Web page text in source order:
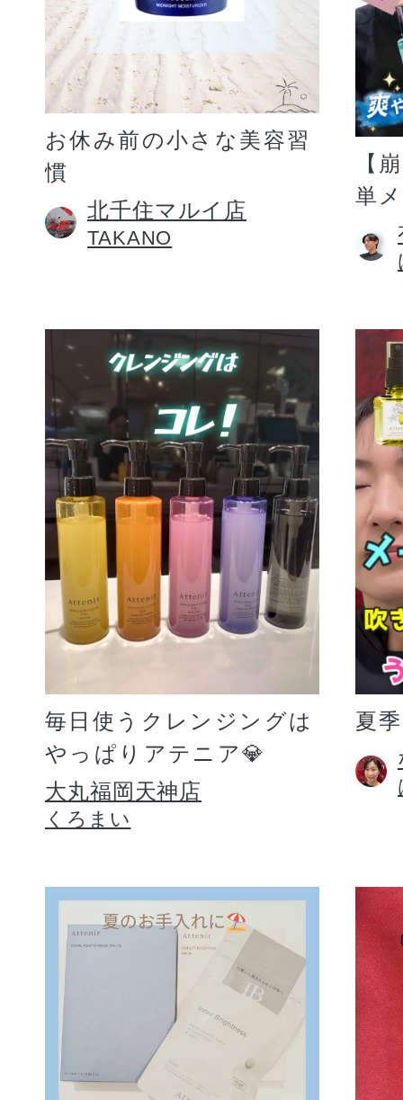
お休み前の小さな美容習
慣
北千住マルイ店
TAKANO
【
単
毎日使うクレンジングは
やっぱりアテニア💎
大丸福岡天神店
くろまい
夏